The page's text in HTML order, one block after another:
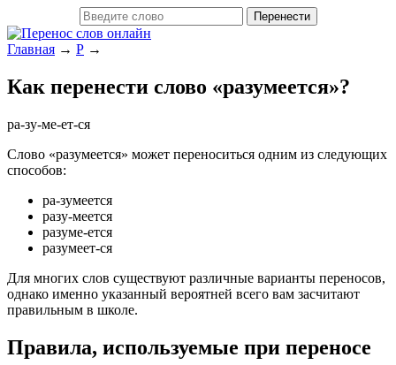
Главная → Р →
Как перенести слово «разумеется»?
ра-зу-ме-ет-ся
Слово «разумеется» может переноситься одним из следующих
способов:
ра-зумеется
разу-меется
разуме-ется
разумеет-ся
Для многих слов существуют различные варианты переносов,
однако именно указанный вероятней всего вам засчитают
правильным в школе.
Правила, используемые при переносе